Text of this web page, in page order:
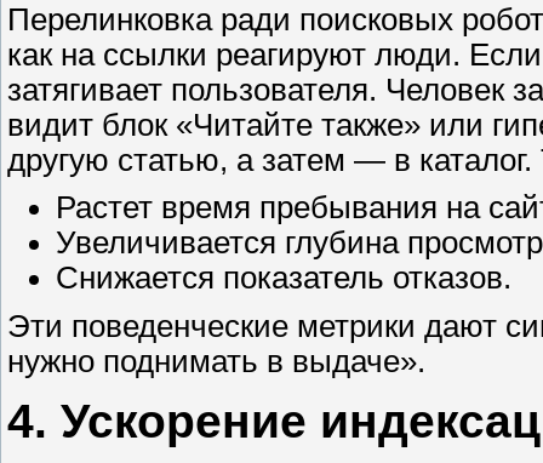
Перелинковка ради поисковых
как на ссылки реагируют люди.
затягивает пользователя. Человек
видит блок «Читайте также» или
другую статью, а затем — в
Растет время пребывания на
Увеличивается глубина
Снижается показатель отказов.
Эти поведенческие метрики дают
нужно поднимать в выдаче».
4. Ускорение